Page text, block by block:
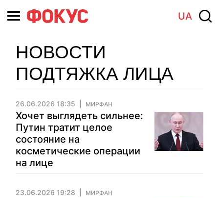
UA
НОВОСТИ
ПОДТЯЖКА ЛИЦА
26.06.2026 18:35 МИРФАН
Хочет выглядеть сильнее:
Путин тратит целое
состояние на
косметические операции
на лице
23.06.2026 19:28 МИРФАН